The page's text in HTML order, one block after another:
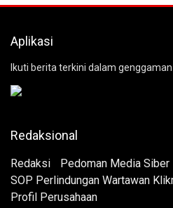
Aplikasi
Ikuti berita terkini dalam
Redaksional
Redaksi Pedoman Media Siber
SOP Perlindungan Wartawan
Profil Perusahaan